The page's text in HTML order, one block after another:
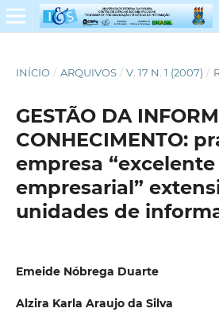
INÍCIO / ARQUIVOS / V. 17 N. 1 (2007) /
GESTÃO DA
CONHECIMENTO:
empresa
empresarial”
unidades de
Emeide Nóbrega Duarte
Alzira Karla Araujo da Silva